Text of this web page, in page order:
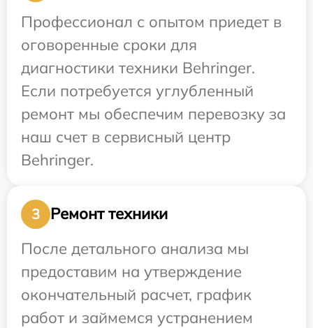
Профессионал с опытом приедет в
оговоренные сроки для
диагностики техники Behringer.
Если потребуется углубленный
ремонт мы обеспечим перевозку за
наш счет в сервисный центр
Behringer.
3
Ремонт техники
После детального анализа мы
предоставим на утверждение
окончательный расчет, график
работ и займемся устранением